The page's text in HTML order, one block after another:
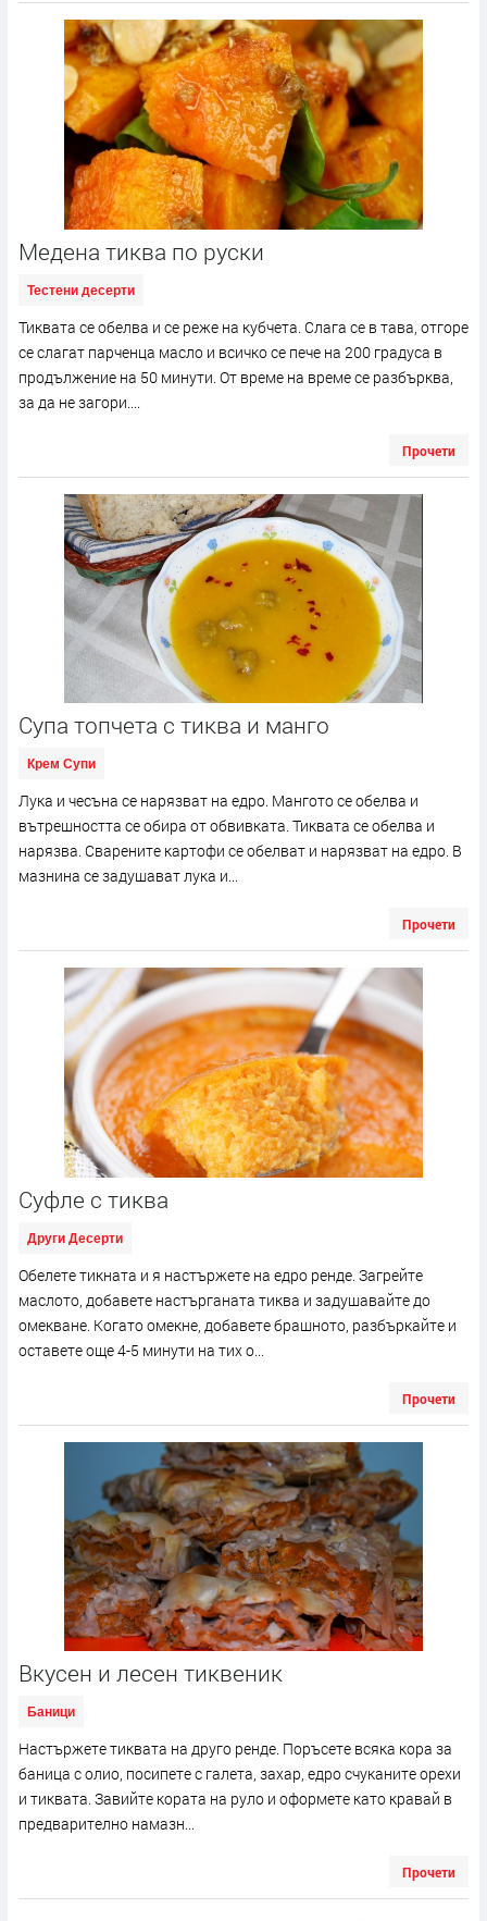
Медена тиква по руски
Тестени десерти
Тиквата се обелва и се реже на кубчета. Слага се в тава, отгоре
се слагат парченца масло и всичко се пече на 200 градуса в
продължение на 50 минути. От време на време се разбърква,
за да не загори....
Прочети
Супа топчета с тиква и манго
Крем Супи
Лука и чесъна се нарязват на едро. Мангото се обелва и
вътрешността се обира от обвивката. Тиквата се обелва и
нарязва. Сварените картофи се обелват и нарязват на едро. В
мазнина се задушават лука и...
Прочети
Суфле с тиква
Други Десерти
Обeлете тикната и я настържете на едро ренде. Загрейте
маслото, добавете настърганата тиква и задушавайте до
омекване. Когато омекне, добавете брашното, разбъркайте и
оставете oще 4-5 минути на тих о...
Прочети
Вкусен и лесен тиквеник
Баници
Настържете тиквата на друго ренде. Поръсете всяка кора за
баница с олио, посипете с галета, захар, едро счуканите орехи
и тиквата. Завийте кората на руло и оформете като кравай в
предварително намазн...
Прочети